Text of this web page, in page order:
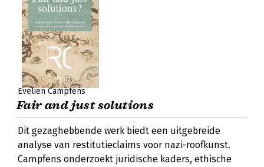
Evelien Campfens
Fair and just solutions
Dit gezaghebbende werk biedt een uitgebreide
analyse van restitutieclaims voor nazi-roofkunst.
Campfens onderzoekt juridische kaders, ethische